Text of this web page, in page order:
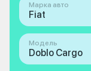
Марка авто
Fiat
Модель
Doblo Cargo